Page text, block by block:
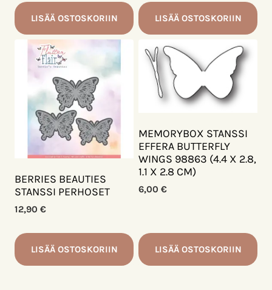
LISÄÄ OSTOSKORIIN LISÄÄ OSTOSKORIIN
BERRIES BEAUTIES
STANSSI PERHOSET
12,90 €
LISÄÄ OSTOSKORIIN
MEMORYBOX STANSSI
EFFERA BUTTERFLY
WINGS 98863 (4.4 X 2.8,
1.1 X 2.8 CM)
6,00 €
LISÄÄ OSTOSKORIIN